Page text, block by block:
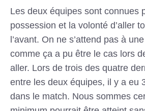
Les deux équipes sont connues
possession et la volonté d’aller
l’avant. On ne s’attend pas à
comme ça a pu être le cas lors
aller. Lors de trois des quatre
entre les deux équipes, il y a eu
dans le match. Nous sommes